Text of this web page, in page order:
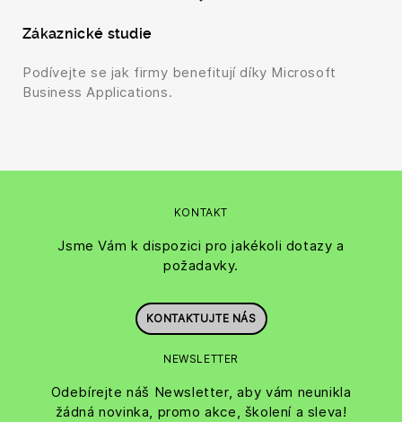
Zákaznické studie
Podívejte se jak firmy benefitují díky Microsoft
Business Applications.
KONTAKT
Jsme Vám k dispozici pro jakékoli dotazy a
požadavky.
KONTAKTUJTE NÁS
NEWSLETTER
Odebírejte náš Newsletter, aby vám neunikla
žádná novinka, promo akce, školení a sleva!